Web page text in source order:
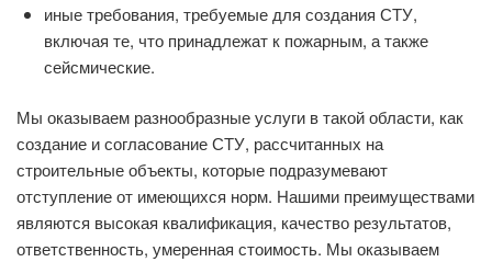
иные требования, требуемые для создания СТУ,
включая те, что принадлежат к пожарным, а также
сейсмические.
Мы оказываем разнообразные услуги в такой области, как
создание и согласование СТУ, рассчитанных на
строительные объекты, которые подразумевают
отступление от имеющихся норм. Нашими преимуществами
являются высокая квалификация, качество результатов,
ответственность, умеренная стоимость. Мы оказываем